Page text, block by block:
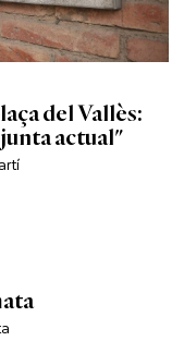
del Vallès:
actual"